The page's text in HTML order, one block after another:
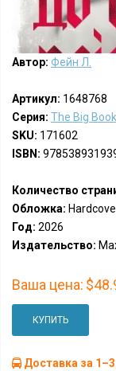
Автор: Фейн Л.
Артикул: 1648768
Серия: The Big Book
SKU: 171602
ISBN:
Количество
Обложка:
Год: 2026
Издательство:
Ваша цена:
КУПИТЬ
Доставка за